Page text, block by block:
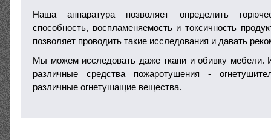
Наша аппаратура позволяет определить
способность, воспламеняемость и токсичность
позволяет проводить такие исследования и давать
Мы можем исследовать даже ткани и обивку мебели.
различные средства пожаротушения -
различные огнетушащие вещества.